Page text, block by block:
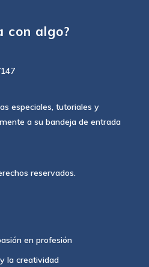
con algo?
especiales, tutoriales y
a su bandeja de entrada
reservados.
en profesión
la creatividad